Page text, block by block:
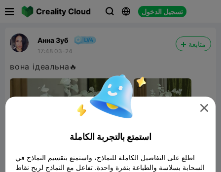
Creality Cloud   تسجيل الدخول
Анна Зуб
17:48 03-24
متابعة
вона ідеальна🔥

استمتع بالتجربة الكاملة
اطلع على التفاصيل الكاملة للنماذج، واستمتع بتقسيم النماذج في
السحابة بسلاسة والطباعة بنقرة واحدة. تفاعل مع النماذج لربح نقاط